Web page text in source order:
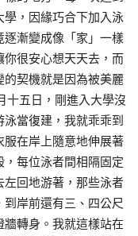
，因緣巧合下加入泳
逐漸變成像「家」一樣
你很安心想天天去，而
契機就是因為被美麗
十五日，剛進入大學沒
當復建，我就乖乖到
在岸上隨意地伸展著
每位泳者間相隔固定
左回地游著，那些泳者
岸前還有三、四公尺
轉身。我就這樣站在